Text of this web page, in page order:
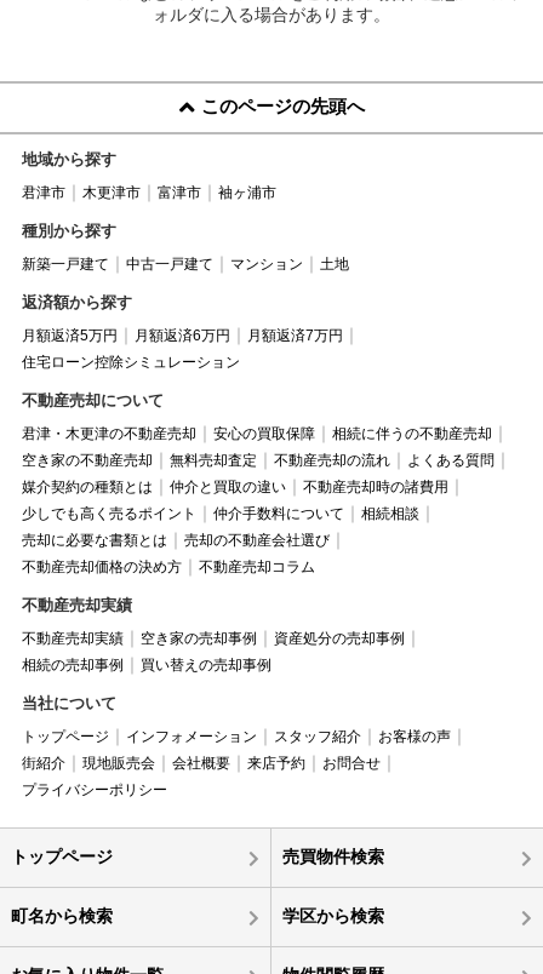
ォルダに入る場合があります。
このページの先頭へ
地域から探す
君津市 木更津市 富津市 袖ヶ浦市
種別から探す
新築一戸建て 中古一戸建て マンション 土地
返済額から探す
月額返済5万円 月額返済6万円
月額返済7万円
住宅ローン控除シミュレーション
不動産売却について
君津・木更津の不動産売却 安心の買取保障
相続に伴うの不動産売却
空き家の不動産売却
無料売却査定 不動産売却の流れ
よくある質問
媒介契約の種類とは
仲介と買取の違い
不動産売却時の諸費用
少しでも高く売るポイント
仲介手数料について
相続相談
売却に必要な書類とは
売却の不動産会社選び
不動産売却価格の決め方
不動産売却コラム
不動産売却実績
不動産売却実績 空き家の売却事例
資産処分の売却事例
相続の売却事例
買い替えの売却事例
当社について
トップページ インフォメーション スタッフ紹介
お客様の声
街紹介
現地販売会 会社概要 来店予約
お問合せ
プライバシーポリシー
トップページ 売買物件検索
町名から検索 学区から検索